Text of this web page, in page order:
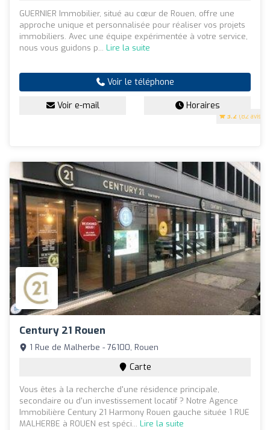
3.2 (82 avis)
GUERNIER Immobilier, situé au cœur de Rouen, offre une
approche unique et personnalisée pour réaliser vos projets
immobiliers. Avec une équipe expérimentée à votre service,
nous vous guidons p... Lire la suite
Voir le téléphone
Voir e-mail Horaires
Century 21 Rouen
1 Rue de Malherbe - 76100, Rouen
Carte
Vous êtes à la recherche d'une résidence principale,
secondaire ou d'un investissement locatif ? Notre Agence
Immobilière Century 21 Harmony Rouen gauche située 1 RUE
MALHERBE à ROUEN est spéci... Lire la suite